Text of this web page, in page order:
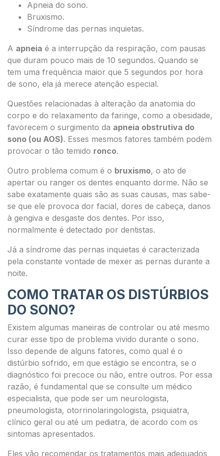
Apneia do sono.
Bruxismo.
Síndrome das pernas inquietas.
A apneia é a interrupção da respiração, com pausas
que duram pouco mais de 10 segundos. Quando se
tem uma frequência maior que 5 segundos por hora
de sono, ela já merece atenção especial.
Questões relacionadas à alteração da anatomia do
corpo e do relaxamento da faringe, como a obesidade,
favorecem o surgimento da apneia obstrutiva do
sono (ou AOS). Esses mesmos fatores também podem
provocar o tão temido ronco.
Outro problema comum é o bruxismo, o ato de
apertar ou ranger os dentes enquanto dorme. Não se
sabe exatamente quais são as suas causas, mas sabe-
se que ele provoca dor facial, dores de cabeça, danos
à gengiva e desgaste dos dentes. Por isso,
normalmente é detectado por dentistas.
Já a síndrome das pernas inquietas é caracterizada
pela constante vontade de mexer as pernas durante a
noite.
COMO TRATAR OS DISTÚRBIOS
DO SONO?
Existem algumas maneiras de controlar ou até mesmo
curar esse tipo de problema vivido durante o sono.
Isso depende de alguns fatores, como qual é o
distúrbio sofrido, em que estágio se encontra, se o
diagnóstico foi precoce ou não, entre outros. Por essa
razão, é fundamental que se consulte um médico
especialista, que pode ser um neurologista,
pneumologista, otorrinolaringologista, psiquiatra,
clínico geral ou até um pediatra, de acordo com os
sintomas apresentados.
Eles vão recomendar os tratamentos mais adequados